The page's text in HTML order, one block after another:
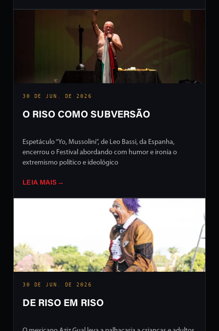
30 DE JUN. DE 2026
O RISO COMO SUBVERSÃO
Espetáculo “Yo, Mussolini”, de Leo Bassi, da Espanha,
encerrou o Festival abordando com humor e ironia o
extremismo político e ideológico
LEIA MAIS →
30 DE JUN. DE 2026
DE RISO EM RISO